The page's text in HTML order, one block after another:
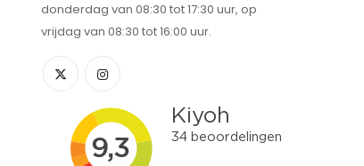
donderdag van 08:30 tot 17:30 uur, op
vrijdag van 08:30 tot 16:00 uur.